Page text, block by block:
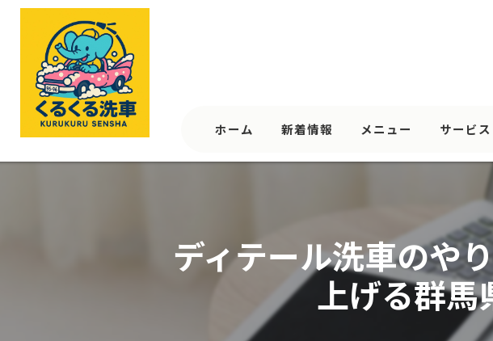
ホーム 新着情報 メニュー サービス
ディテール洗車のや
上げる群馬